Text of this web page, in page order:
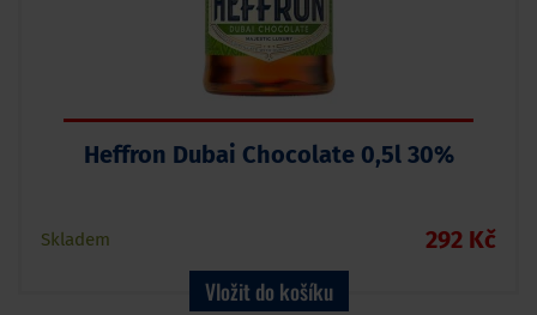
Heffron Dubai Chocolate 0,5l 30%
Skladem 292 Kč
Vložit do košíku